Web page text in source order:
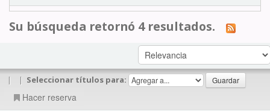
Su búsqueda retornó 4 resultados.
| | Seleccionar títulos para:
Hacer reserva